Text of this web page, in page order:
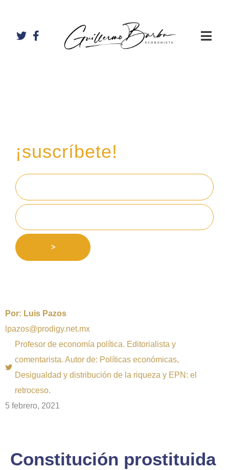
¡suscríbete!
>
Por: Luis Pazos
lpazos@prodigy.net.mx
Profesor de economía política. Editorialista y
comentarista. Autor de: Políticas económicas,
Desigualdad y distribución de la riqueza y EPN: el
retroceso.
5 febrero, 2021
Constitución prostituida